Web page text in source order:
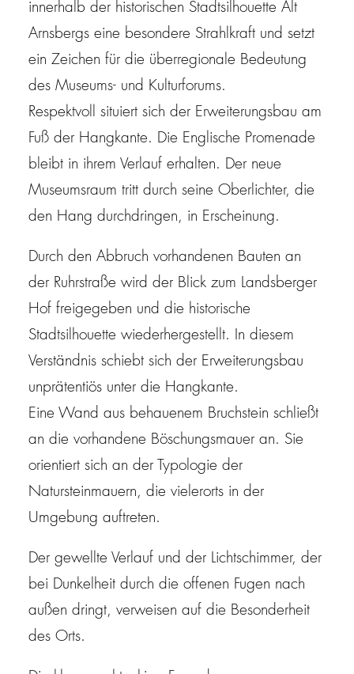
innerhalb der historischen Stadtsilhouette Alt
Arnsbergs eine besondere Strahlkraft und setzt
ein Zeichen für die überregionale Bedeutung
des Museums- und Kulturforums.
Respektvoll situiert sich der Erweiterungsbau am
Fuß der Hangkante. Die Englische Promenade
bleibt in ihrem Verlauf erhalten. Der neue
Museumsraum tritt durch seine Oberlichter, die
den Hang durchdringen, in Erscheinung.
Durch den Abbruch vorhandenen Bauten an
der Ruhrstraße wird der Blick zum Landsberger
Hof freigegeben und die historische
Stadtsilhouette wiederhergestellt. In diesem
Verständnis schiebt sich der Erweiterungsbau
unprätentiös unter die Hangkante.
Eine Wand aus behauenem Bruchstein schließt
an die vorhandene Böschungsmauer an. Sie
orientiert sich an der Typologie der
Natursteinmauern, die vielerorts in der
Umgebung auftreten.
Der gewellte Verlauf und der Lichtschimmer, der
bei Dunkelheit durch die offenen Fugen nach
außen dringt, verweisen auf die Besonderheit
des Orts.